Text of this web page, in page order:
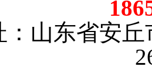
：山东省安